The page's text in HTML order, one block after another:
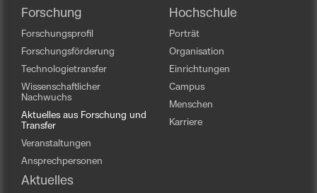
Forschung
Forschungsprofil
Forschungsförderung
Technologietransfer
Wissenschaftlicher
Nachwuchs
Aktuelles aus Forschung und
Transfer
Veranstaltungen
Ansprechpersonen
Hochschule
Porträt
Organisation
Einrichtungen
Campus
Menschen
Karriere
Aktuelles